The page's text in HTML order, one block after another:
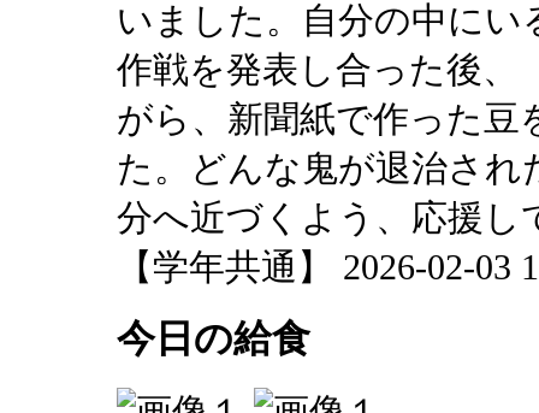
いました。自分の中に
作戦を発表し合った後、
がら、新聞紙で作った
た。どんな鬼が退治さ
分へ近づくよう、応援し
【学年共通】 2026-02-03
今日の給食